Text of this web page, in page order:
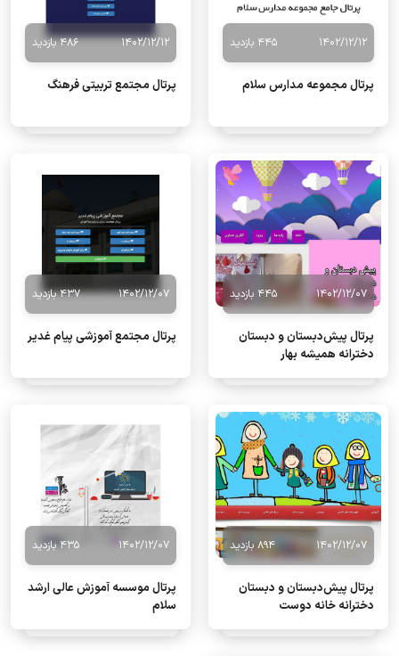
1402/12/12 445 بازدید
پرتال مجموعه مدارس سلام
1402/12/12 486 بازدید
پرتال مجتمع تربیتی فرهنگ
1402/12/07 445 بازدید
پرتال پیش‌دبستان و دبستان
دخترانه همیشه بهار
1402/12/07 437 بازدید
پرتال مجتمع آموزشی پیام غدیر
1402/12/07 894 بازدید
پرتال پیش‌دبستان و دبستان
دخترانه خانه دوست
1402/12/07 435 بازدید
پرتال موسسه آموزش عالی ارشد
سلام